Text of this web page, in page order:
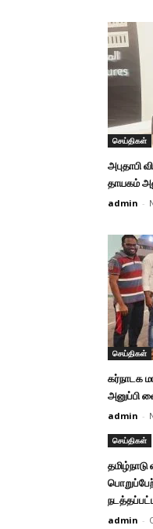
செய்திகள்
அபுதாபி
தாயகம்
admin -
செய்திகள்
கர்நாடக
அனுப்பி
admin -
செய்திகள்
தமிழ்நாடு
admin -